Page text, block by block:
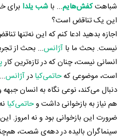
شباهتکفش‌هایم... باشب یلدا برای
این یک تناقض است؟
اجازه بدهید ادعا کنم که این نه‌تنها
نیست. بحث ما باآژانس... بحث از
انسانی نیست، چنان که در تازه‌ترین کار
است، موضوعی کهحاتمی‌کیا درآژانس
دنبال می‌کند، نوعی نگاه به انسان
هم نیاز به بازخوانی داشت وحاتمی‌کیا
ضرورت این بازخوانی بود و نه امروز.
سینماگران بالیده در دهه‌ی شصت،